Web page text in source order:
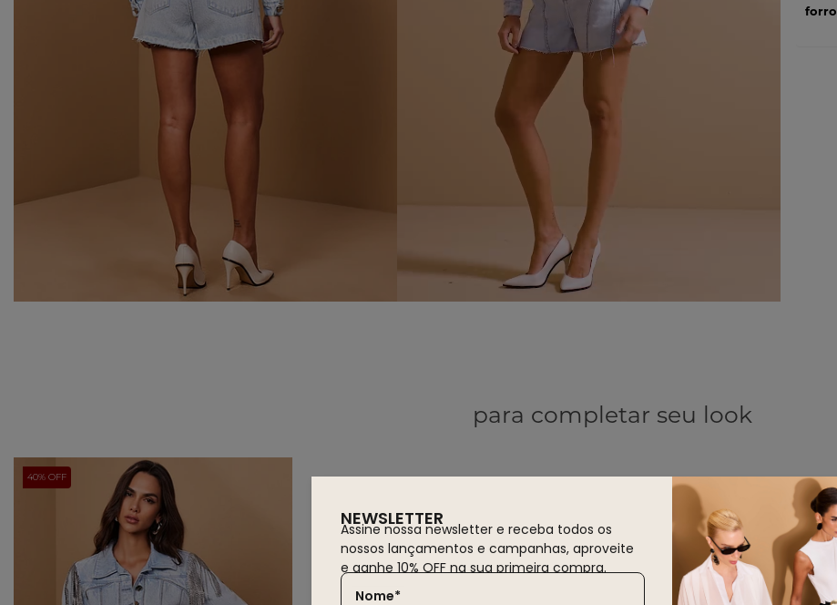
forro
para completar seu look
40% OFF
NEWSLETTER
Assine nossa newsletter e receba todos os
nossos lançamentos e campanhas, aproveite
e ganhe 10% OFF na sua primeira compra.
Nome*